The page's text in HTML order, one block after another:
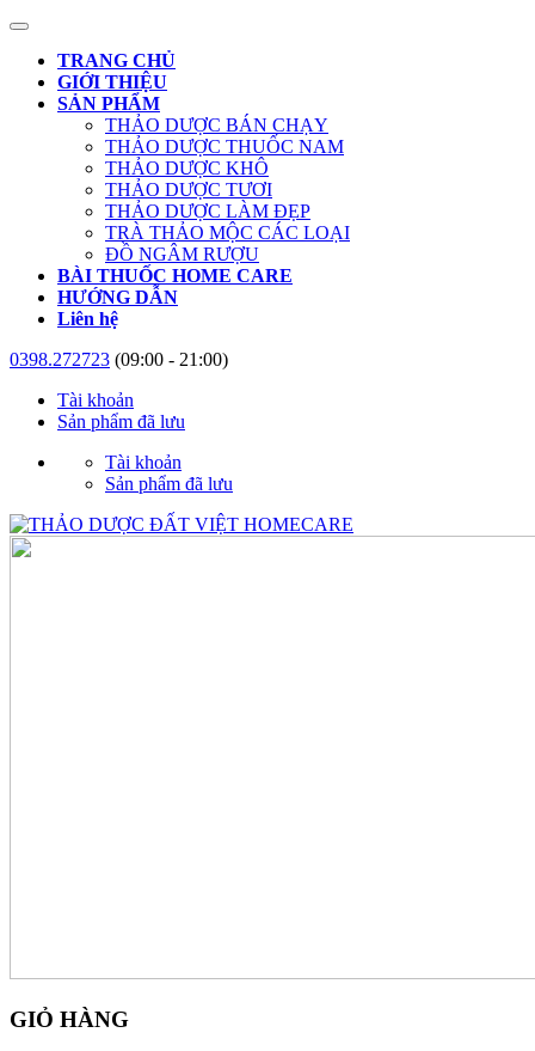
TRANG CHỦ
GIỚI THIỆU
SẢN PHẨM
THẢO DƯỢC BÁN CHẠY
THẢO DƯỢC THUỐC NAM
THẢO DƯỢC KHÔ
THẢO DƯỢC TƯƠI
THẢO DƯỢC LÀM ĐẸP
TRÀ THẢO MỘC CÁC LOẠI
ĐỒ NGÂM RƯỢU
BÀI THUỐC HOME CARE
HƯỚNG DẪN
Liên hệ
0398.272723 (09:00 - 21:00)
Tài khoản
Sản phẩm đã lưu
Tài khoản
Sản phẩm đã lưu
GIỎ HÀNG